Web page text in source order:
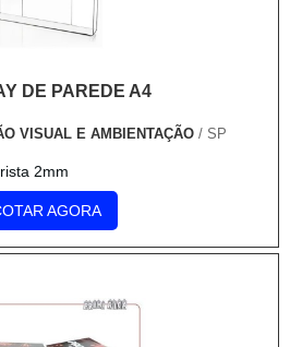
DE PAREDE A4
VISUAL E AMBIENTAÇÃO/ SP
2mm
AGORA